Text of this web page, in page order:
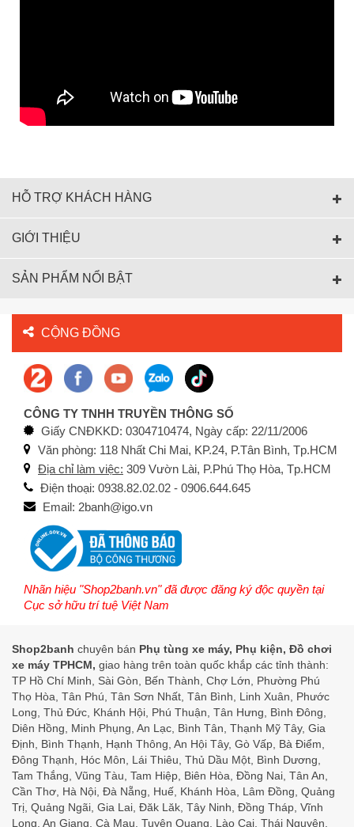
HỖ TRỢ KHÁCH HÀNG
GIỚI THIỆU
SẢN PHẨM NỔI BẬT
CỘNG ĐỒNG
CÔNG TY TNHH TRUYỀN THÔNG SỐ
Giấy CNĐKKD: 0304710474, Ngày cấp: 22/11/2006
Văn phòng: 118 Nhất Chi Mai, KP.24, P.Tân Bình, Tp.HCM
Địa chỉ làm việc: 309 Vườn Lài, P.Phú Thọ Hòa, Tp.HCM
Điện thoại: 0938.82.02.02 - 0906.644.645
Email: 2banh@igo.vn
Nhãn hiệu "Shop2banh.vn" đã được đăng ký độc quyền tại
Cục sở hữu trí tuệ Việt Nam
Shop2banh chuyên bán Phụ tùng xe máy, Phụ kiện, Đồ chơi
xe máy TPHCM, giao hàng trên toàn quốc khắp các tỉnh thành:
TP Hồ Chí Minh, Sài Gòn, Bến Thành, Chợ Lớn, Phường Phú
Thọ Hòa, Tân Phú, Tân Sơn Nhất, Tân Bình, Linh Xuân, Phước
Long, Thủ Đức, Khánh Hội, Phú Thuận, Tân Hưng, Bình Đông,
Diên Hồng, Minh Phụng, An Lạc, Bình Tân, Thạnh Mỹ Tây, Gia
Định, Bình Thạnh, Hạnh Thông, An Hội Tây, Gò Vấp, Bà Điểm,
Đông Thạnh, Hóc Môn, Lái Thiêu, Thủ Dầu Một, Bình Dương,
Tam Thắng, Vũng Tàu, Tam Hiệp, Biên Hòa, Đồng Nai, Tân An,
Cần Thơ, Hà Nội, Đà Nẵng, Huế, Khánh Hòa, Lâm Đồng, Quảng
Trị, Quảng Ngãi, Gia Lai, Đăk Lăk, Tây Ninh, Đồng Tháp, Vĩnh
Long, An Giang, Cà Mau, Tuyên Quang, Lào Cai, Thái Nguyên,